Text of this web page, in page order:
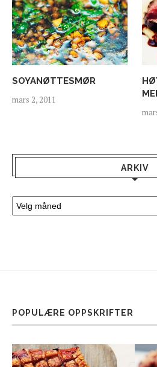
SOYANØTTESMØR
mars 2, 2011
ARKIV
POPULÆRE OPPSKRIFTER